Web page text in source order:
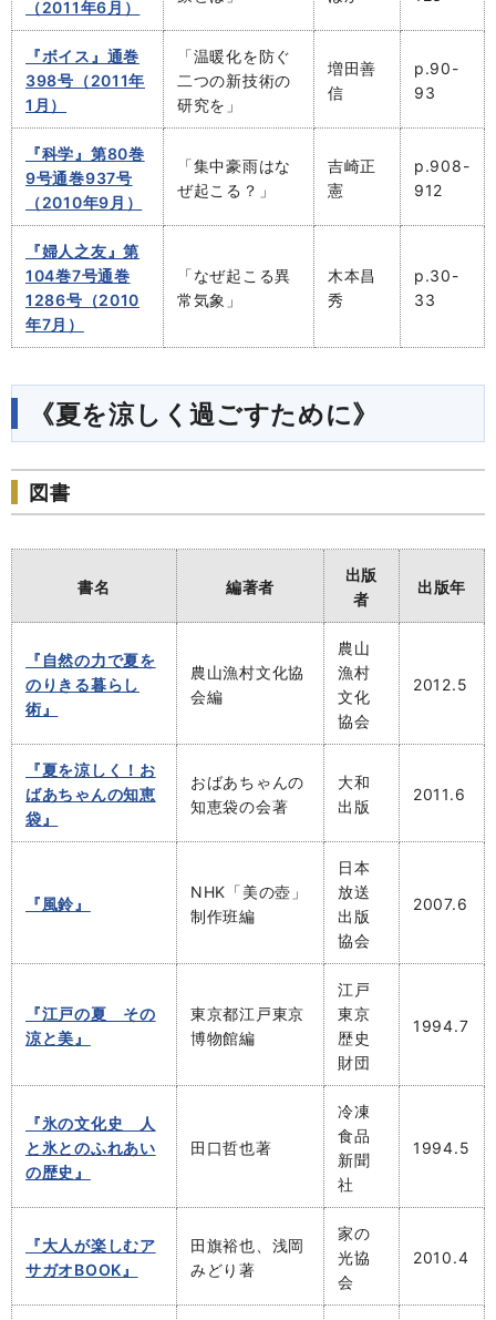
（2011年6月）
『ボイス』通巻
398号（2011年
1月）
「温暖化を防ぐ
二つの新技術の
研究を」
増田善
信
p.90-
93
『科学』第80巻
9号通巻937号
（2010年9月）
「集中豪雨はな
ぜ起こる？」
吉崎正
憲
p.908-
912
『婦人之友』第
104巻7号通巻
1286号（2010
年7月）
「なぜ起こる異
常気象」
木本昌
秀
p.30-
33
《夏を涼しく過ごすために》
図書
書名 編著者
出版
者
出版年
『自然の力で夏を
のりきる暮らし
術』
農山漁村文化協
会編
農山
漁村
文化
協会
2012.5
『夏を涼しく！お
ばあちゃんの知恵
袋』
おばあちゃんの
知恵袋の会著
大和
出版
2011.6
『風鈴』
NHK「美の壺」
制作班編
日本
放送
出版
協会
2007.6
『江戸の夏 その
涼と美』
東京都江戸東京
博物館編
江戸
東京
歴史
財団
1994.7
『氷の文化史 人
と氷とのふれあい
の歴史』
田口哲也著
冷凍
食品
新聞
社
1994.5
『大人が楽しむア
サガオBOOK』
田旗裕也、浅岡
みどり著
家の
光協
会
2010.4